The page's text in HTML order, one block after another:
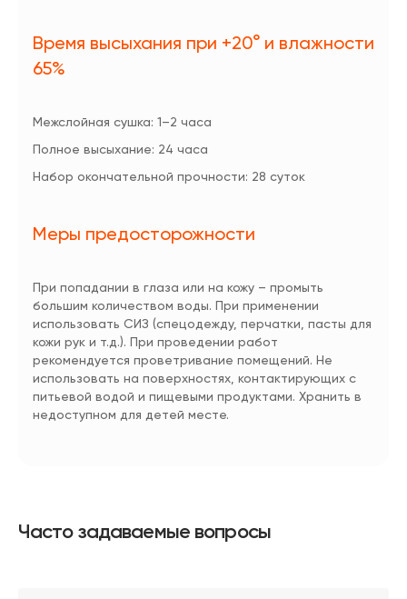
Время высыхания при +20° и влажности
65%
Межслойная сушка: 1–2 часа
Полное высыхание: 24 часа
Набор окончательной прочности: 28 суток
Меры предосторожности
При попадании в глаза или на кожу – промыть
большим количеством воды. При применении
использовать СИЗ (спецодежду, перчатки, пасты для
кожи рук и т.д.). При проведении работ
рекомендуется проветривание помещений. Не
использовать на поверхностях, контактирующих с
питьевой водой и пищевыми продуктами. Хранить в
недоступном для детей месте.
Часто задаваемые вопросы